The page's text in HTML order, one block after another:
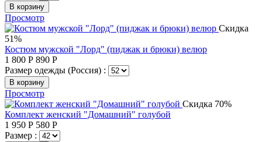
В корзину
Просмотр
Скидка
51%
Костюм мужской "Лорд" (пиджак и брюки) велюр
1 800 Р 890 Р
Размер одежды (Россия) :
В корзину
Просмотр
Скидка 70%
Комплект женский "Домашний" голубой
1 950 Р 580 Р
Размер :